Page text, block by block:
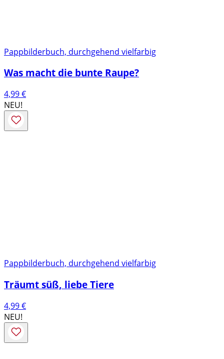
Pappbilderbuch, durchgehend vielfarbig
Was macht die bunte Raupe?
4,99€
NEU!
Pappbilderbuch, durchgehend vielfarbig
Träumt süß, liebe Tiere
4,99€
NEU!